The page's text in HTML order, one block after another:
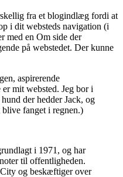
fra et blogindlæg fordi at
i dit websteds navigation (i
med en Om side der
på webstedet. Der kunne
aspirerende
mit websted. Jeg bor i
der hedder Jack, og
fanget i regnen.)
i 1971, og har
til offentligheden.
og beskæftiger over